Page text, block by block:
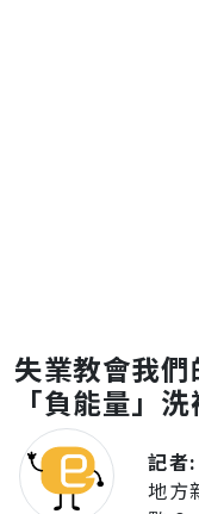
失業教會我
「負能量」
記
地方